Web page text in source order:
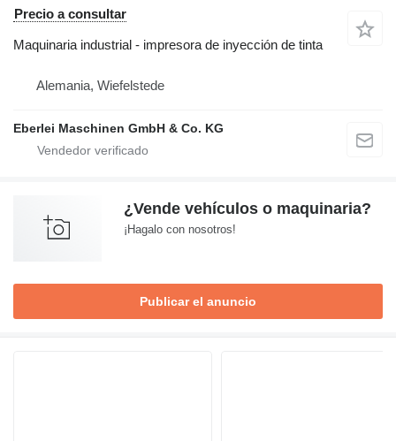
Precio a consultar
Maquinaria industrial - impresora de inyección de tinta
Alemania, Wiefelstede
Eberlei Maschinen GmbH & Co. KG
¿Vende vehículos o maquinaria?
¡Hagalo con nosotros!
Publicar el anuncio